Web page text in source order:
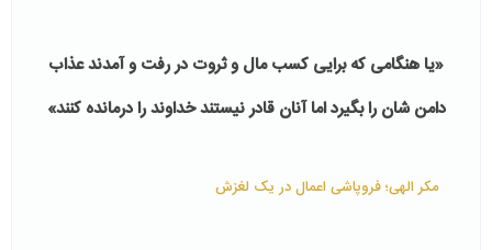
«يا هنگامی كه برايی كسب مال و ثروت در رفت و آمدند عذاب
دامن شان را بگيرد اما آنان قادر نيستند خداوند را درمانده كنند»
مکر الهی؛ فروپاشی اعمال در یک لغزش